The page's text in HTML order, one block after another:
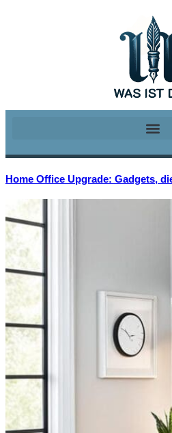
Home Office Upgrade: Gadgets,